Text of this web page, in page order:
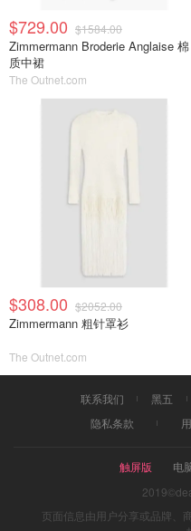
$729.00 $1584.00
Zimmermann Broderie Anglaise 棉
质中裙
The Outnet.com
$308.00 $2052.00
Zimmermann 粗针罩衫
The Outnet.com
联系我们 黑五
隐私条款
触屏版 电
页面信息由用户分享或品牌、